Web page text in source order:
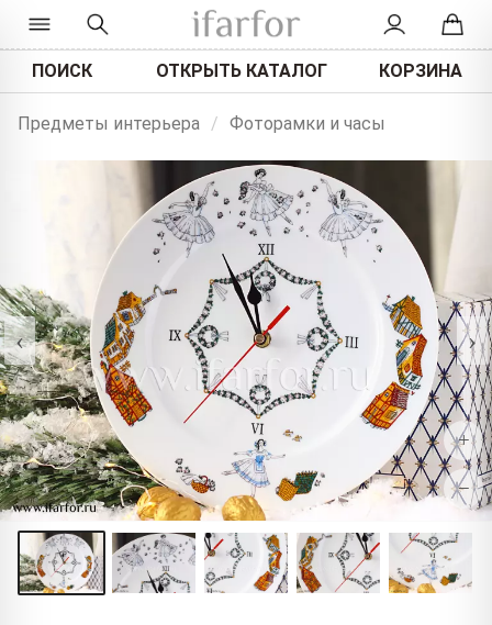
ПОИСК ОТКРЫТЬ КАТАЛОГ КОРЗИНА
Предметы интерьера / Фоторамки и часы
‹ ›
+
−